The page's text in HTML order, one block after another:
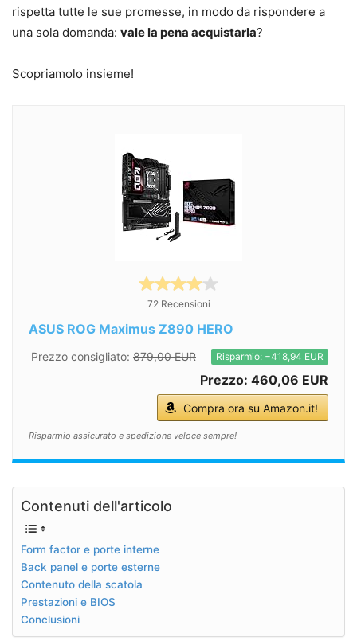
rispetta tutte le sue promesse, in modo da rispondere a
una sola domanda: vale la pena acquistarla?
Scopriamolo insieme!
72 Recensioni
ASUS ROG Maximus Z890 HERO
Prezzo consigliato: 879,00 EUR Risparmio: −418,94 EUR
Prezzo: 460,06 EUR
Compra ora su Amazon.it!
Risparmio assicurato e spedizione veloce sempre!
Contenuti dell'articolo
Form factor e porte interne
Back panel e porte esterne
Contenuto della scatola
Prestazioni e BIOS
Conclusioni